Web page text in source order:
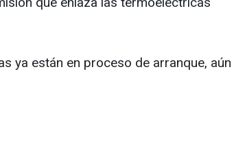
ya están en proceso de arranque, aún